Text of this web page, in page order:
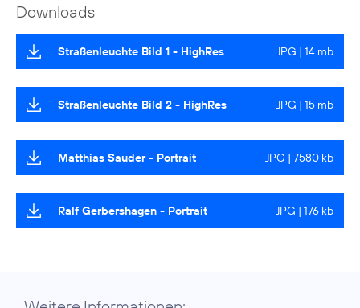
Downloads
Straßenleuchte Bild 1 - HighRes JPG | 14 mb
Straßenleuchte Bild 2 - HighRes JPG | 15 mb
Matthias Sauder - Portrait JPG | 7580 kb
Ralf Gerbershagen - Portrait JPG | 176 kb